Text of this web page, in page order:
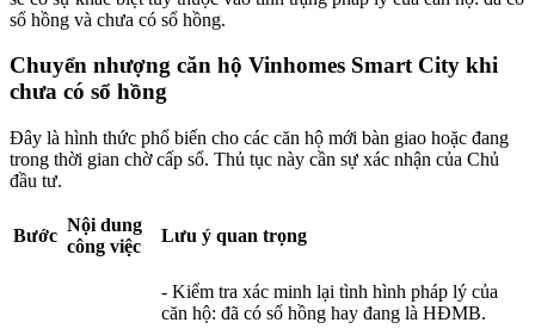
sổ hồng và chưa có sổ hồng.
Chuyển nhượng căn hộ Vinhomes Smart City khi
chưa có sổ hồng
Đây là hình thức phổ biến cho các căn hộ mới bàn giao hoặc đang
trong thời gian chờ cấp sổ. Thủ tục này cần sự xác nhận của Chủ
đầu tư.
Bước
Nội dung
công việc
Lưu ý quan trọng
- Kiểm tra xác minh lại tình hình pháp lý của
căn hộ: đã có sổ hồng hay đang là HĐMB.